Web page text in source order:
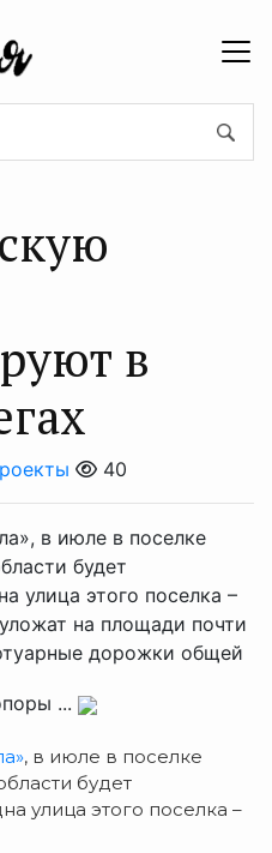
в
40
в июле в поселке
будет
улица этого поселка –
на площади почти
дорожки общей
...
, в июле в поселке
будет
улица этого поселка –